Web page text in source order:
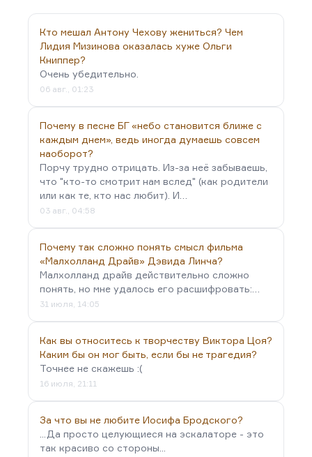
Он — летописец русского нового раскола: на
город и деревню, на интеллигенцию и народ, на
почву и город или,…
Кто мешал Антону Чехову жениться? Чем
Лидия Мизинова оказалась хуже Ольги
Книппер?
Очень убедительно.
06 авг., 01:23
Почему в песне БГ «небо становится ближе с
каждым днем», ведь иногда думаешь совсем
наоборот?
Порчу трудно отрицать. Из-за неё забываешь,
что "кто-то смотрит нам вслед" (как родители
или как те, кто нас любит). И…
03 авг., 04:58
Почему так сложно понять смысл фильма
«Малхолланд Драйв» Дэвида Линча?
Малхолланд драйв действительно сложно
понять, но мне удалось его расшифровать:…
31 июля, 14:05
Как вы относитесь к творчеству Виктора Цоя?
Каким бы он мог быть, если бы не трагедия?
Точнее не скажешь :(
16 июля, 21:11
За что вы не любите Иосифа Бродского?
...Да просто целующиеся на эскалаторе - это
так красиво со стороны...